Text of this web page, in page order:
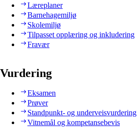
Læreplaner
Barnehagemiljø
Skolemiljø
Tilpasset opplæring og inkludering
Fravær
Vurdering
Eksamen
Prøver
Standpunkt- og underveisvurdering
Vitnemål og kompetansebevis